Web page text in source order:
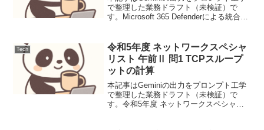
で整理した業務ドラフト（未検証）で
す。Microsoft 365 Defenderによる統合脅
複雑な脅威環境に直面しています。...
Tech
令和5年度 ネットワークスペシャ
リスト 午前Ⅱ 問1 TCPスループ
ットの計算
本記事はGeminiの出力をプロンプト工学
で整理した業務ドラフト（未検証）で
す。令和5年度 ネットワークスペシャリ